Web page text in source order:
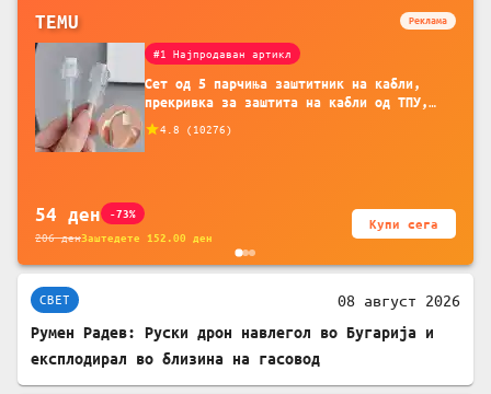
TEMU Реклама
#1 Најпродаван артикл
Сет од 5 парчиња заштитник на кабли,
прекривка за заштита на кабли од ТПУ,
батерија, за мобилни телефони, комплет
4.8 ( 10276)
54 ден -73%
206денЗаштедете 152.00 ден
Купи сега
СВЕТ 08 август 2026
Румен Радев: Руски дрон навлегол во Бугарија и
експлодирал во близина на гасовод